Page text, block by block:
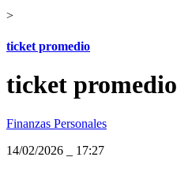
>
ticket promedio
ticket promedio
Finanzas Personales
14/02/2026
17:27